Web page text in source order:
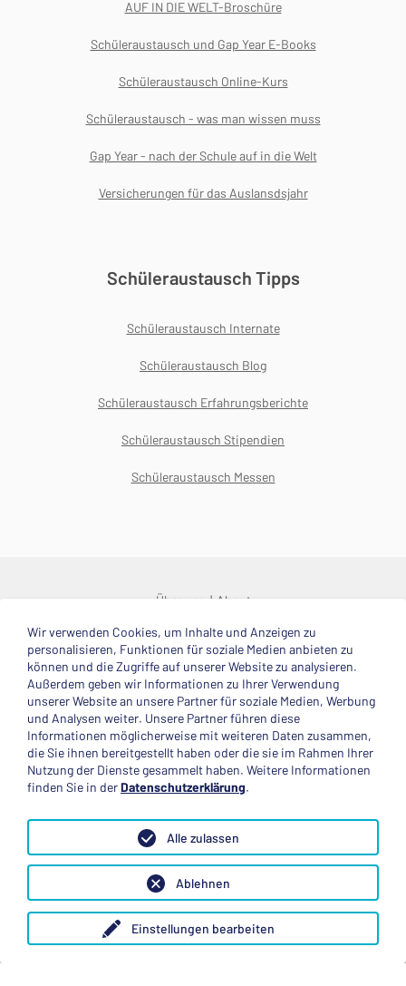
AUF IN DIE WELT-Broschüre
Schüleraustausch und Gap Year E-Books
Schüleraustausch Online-Kurs
Schüleraustausch - was man wissen muss
Gap Year - nach der Schule auf in die Welt
Versicherungen für das Auslansdsjahr
Schüleraustausch Tipps
Schüleraustausch Internate
Schüleraustausch Blog
Schüleraustausch Erfahrungsberichte
Schüleraustausch Stipendien
Schüleraustausch Messen
Über uns About
© 2025 Deutsche Stiftung Völkerverständigung
Impressum Datenschutzerklärung Kontakt
Mitglied im
Anerkannte Einsatzstelle
Folge uns
Wir verwenden Cookies, um Inhalte und Anzeigen zu
personalisieren, Funktionen für soziale Medien anbieten zu
können und die Zugriffe auf unserer Website zu analysieren.
Außerdem geben wir Informationen zu Ihrer Verwendung
unserer Website an unsere Partner für soziale Medien, Werbung
und Analysen weiter. Unsere Partner führen diese
Informationen möglicherweise mit weiteren Daten zusammen,
die Sie ihnen bereitgestellt haben oder die sie im Rahmen Ihrer
Nutzung der Dienste gesammelt haben. Weitere Informationen
finden Sie in derDatenschutzerklärung.
Einstellungen bearbeiten
Ablehnen
Alle zulassen